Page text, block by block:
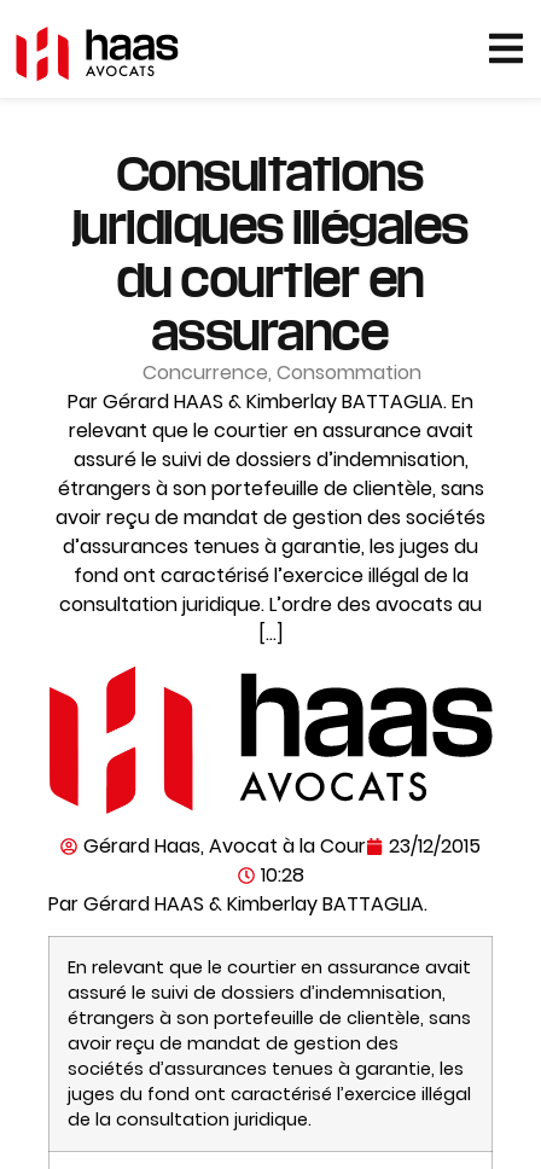
Consultations
juridiques illégales
du courtier en
assurance
Concurrence, Consommation
Par Gérard HAAS & Kimberlay BATTAGLIA. En
relevant que le courtier en assurance avait
assuré le suivi de dossiers d’indemnisation,
étrangers à son portefeuille de clientèle, sans
avoir reçu de mandat de gestion des sociétés
d’assurances tenues à garantie, les juges du
fond ont caractérisé l’exercice illégal de la
consultation juridique. L’ordre des avocats au
[…]
Gérard Haas, Avocat à la Cour
23/12/2015
10:28
Par Gérard HAAS & Kimberlay BATTAGLIA.
En relevant que le courtier en assurance avait
assuré le suivi de dossiers d’indemnisation,
étrangers à son portefeuille de clientèle, sans
avoir reçu de mandat de gestion des
sociétés d’assurances tenues à garantie, les
juges du fond ont caractérisé l’exercice illégal
de la consultation juridique.